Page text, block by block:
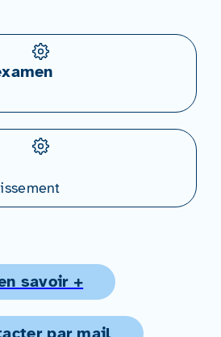
savoir +